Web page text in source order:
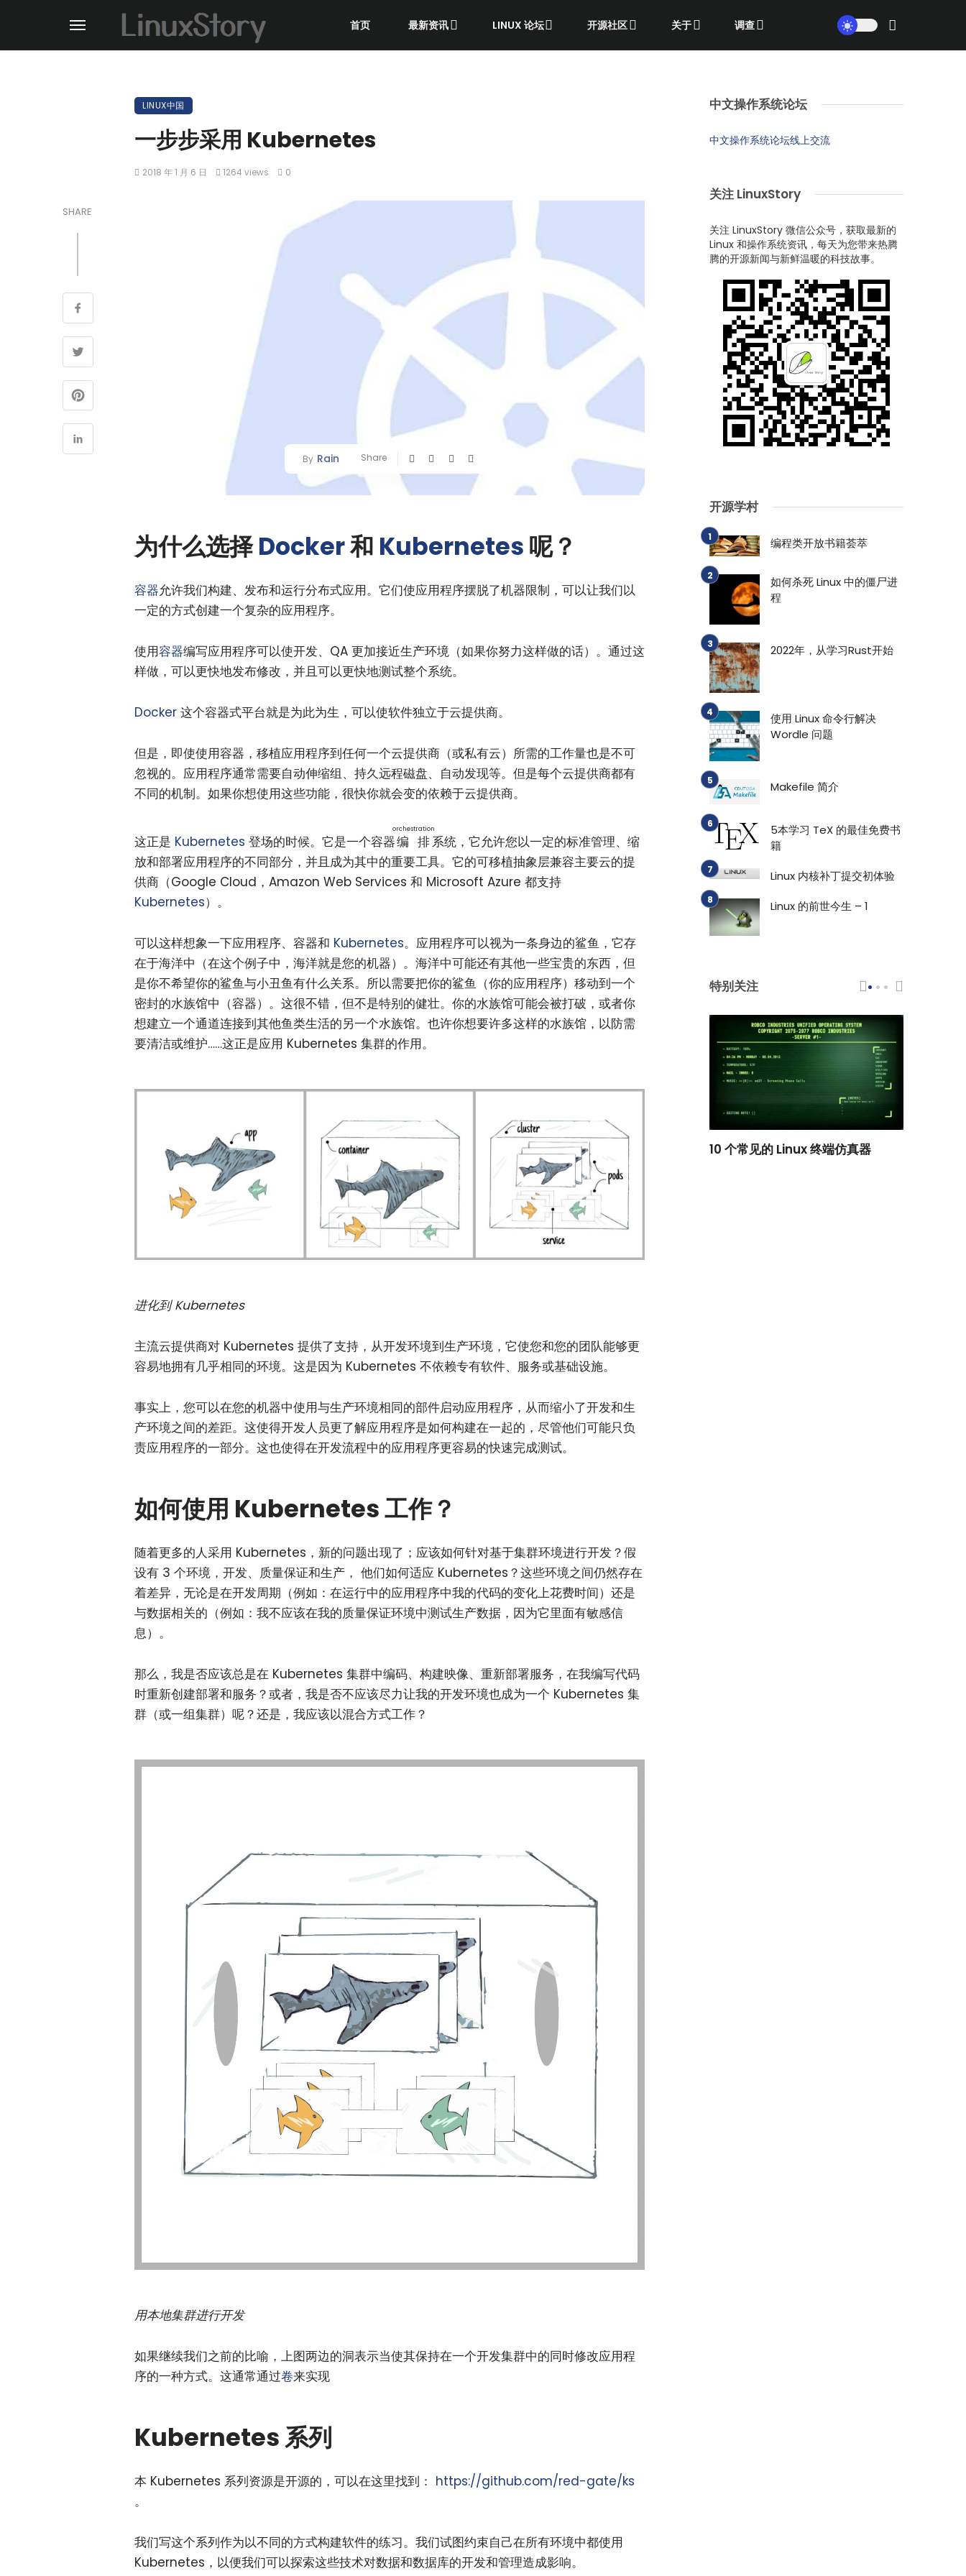
首页 最新资讯 LINUX 论坛 开源社区 关于 调查
LINUX中国
一步步采用 Kubernetes
2018 年 1 月 6 日 1264 views 0
SHARE
By Rain Share
为什么选择Docker和 Kubernetes呢？
容器允许我们构建、发布和运行分布式应用。它们使应用程序摆脱了机器限制，可以让我们以
一定的方式创建一个复杂的应用程序。
使用容器编写应用程序可以使开发、QA 更加接近生产环境（如果你努力这样做的话）。通过这
样做，可以更快地发布修改，并且可以更快地测试整个系统。
Docker 这个容器式平台就是为此为生，可以使软件独立于云提供商。
但是，即使使用容器，移植应用程序到任何一个云提供商（或私有云）所需的工作量也是不可
忽视的。应用程序通常需要自动伸缩组、持久远程磁盘、自动发现等。但是每个云提供商都有
不同的机制。如果你想使用这些功能，很快你就会变的依赖于云提供商。
这正是 Kubernetes 登场的时候。它是一个容器编排
orchestration
系统，它允许您以一定的标准管理、缩
放和部署应用程序的不同部分，并且成为其中的重要工具。它的可移植抽象层兼容主要云的提
供商（Google Cloud，Amazon Web Services 和 Microsoft Azure 都支持
Kubernetes）。
可以这样想象一下应用程序、容器和 Kubernetes。应用程序可以视为一条身边的鲨鱼，它存
在于海洋中（在这个例子中，海洋就是您的机器）。海洋中可能还有其他一些宝贵的东西，但
是你不希望你的鲨鱼与小丑鱼有什么关系。所以需要把你的鲨鱼（你的应用程序）移动到一个
密封的水族馆中（容器）。这很不错，但不是特别的健壮。你的水族馆可能会被打破，或者你
想建立一个通道连接到其他鱼类生活的另一个水族馆。也许你想要许多这样的水族馆，以防需
要清洁或维护……这正是应用 Kubernetes 集群的作用。
进化到 Kubernetes
主流云提供商对 Kubernetes 提供了支持，从开发环境到生产环境，它使您和您的团队能够更
容易地拥有几乎相同的环境。这是因为 Kubernetes 不依赖专有软件、服务或基础设施。
事实上，您可以在您的机器中使用与生产环境相同的部件启动应用程序，从而缩小了开发和生
产环境之间的差距。这使得开发人员更了解应用程序是如何构建在一起的，尽管他们可能只负
责应用程序的一部分。这也使得在开发流程中的应用程序更容易的快速完成测试。
如何使用 Kubernetes 工作？
随着更多的人采用 Kubernetes，新的问题出现了；应该如何针对基于集群环境进行开发？假
设有 3 个环境，开发、质量保证和生产， 他们如何适应 Kubernetes？这些环境之间仍然存在
着差异，无论是在开发周期（例如：在运行中的应用程序中我的代码的变化上花费时间）还是
与数据相关的（例如：我不应该在我的质量保证环境中测试生产数据，因为它里面有敏感信
息）。
那么，我是否应该总是在 Kubernetes 集群中编码、构建映像、重新部署服务，在我编写代码
时重新创建部署和服务？或者，我是否不应该尽力让我的开发环境也成为一个 Kubernetes 集
群（或一组集群）呢？还是，我应该以混合方式工作？
用本地集群进行开发
如果继续我们之前的比喻，上图两边的洞表示当使其保持在一个开发集群中的同时修改应用程
序的一种方式。这通常通过卷来实现
Kubernetes 系列
本 Kubernetes 系列资源是开源的，可以在这里找到： https://github.com/red-gate/ks
。
我们写这个系列作为以不同的方式构建软件的练习。我们试图约束自己在所有环境中都使用
Kubernetes，以便我们可以探索这些技术对数据和数据库的开发和管理造成影响。
中文操作系统论坛
中文操作系统论坛线上交流
关注 LinuxStory
关注 LinuxStory 微信公众号，获取最新的
Linux 和操作系统资讯，每天为您带来热腾
腾的开源新闻与新鲜温暖的科技故事。
开源学村
编程类开放书籍荟萃
如何杀死 Linux 中的僵尸进
程
2022年，从学习Rust开始
使用 Linux 命令行解决
Wordle 问题
Makefile 简介
5本学习 TeX 的最佳免费书
籍
Linux 内核补丁提交初体验
Linux 的前世今生 – 1
特别关注
小白观察：Let&apos;s Encrpt 正
过渡到 ISRG Root
更开放的分布式事务 | Fescar 品牌
升级，更名为 Seata
10 个常见的 Linux 终端仿真器